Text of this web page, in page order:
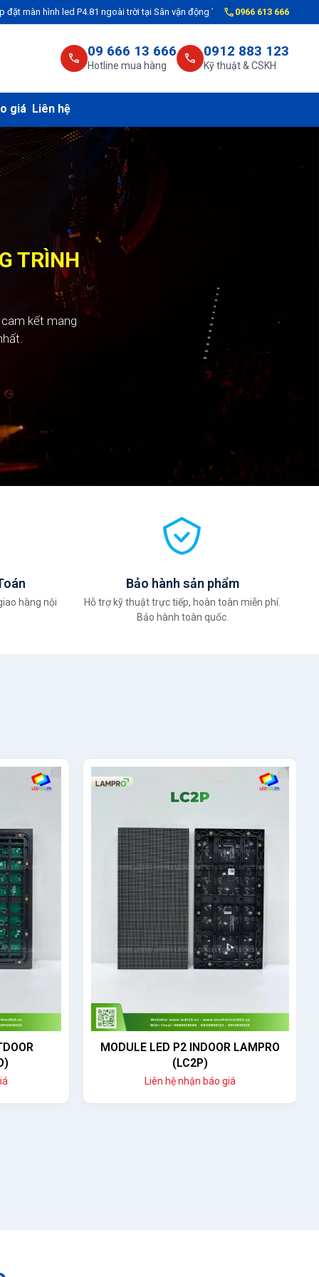
ngoài trời tại Sân vận động TP.Phủ Lý, tỉnh Hà Nam cho VNPT Hà Nam
call 0966 613 666
call 09 666 13 666
Hotline mua hàng call 0912 883 123
Kỹ thuật & CSKH
giá Liên hệ
TRÌNH
kết mang
kết mang
hàng nội
Bảo hành sản phẩm
Hỗ trợ kỹ thuật trực tiếp, hoàn toàn miễn phí.
Bảo hành toàn quốc.
MODULE LED P2 INDOOR LAMPRO
(LC2P)
Liên hệ nhận báo giá